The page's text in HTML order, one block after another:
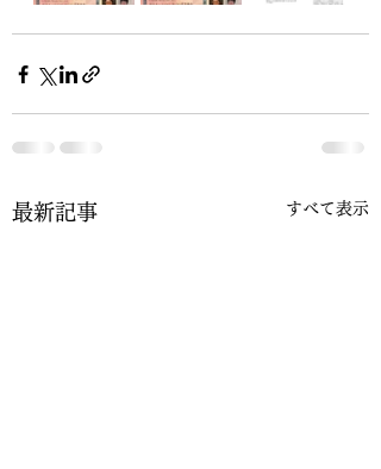
最新記事 すべて表示